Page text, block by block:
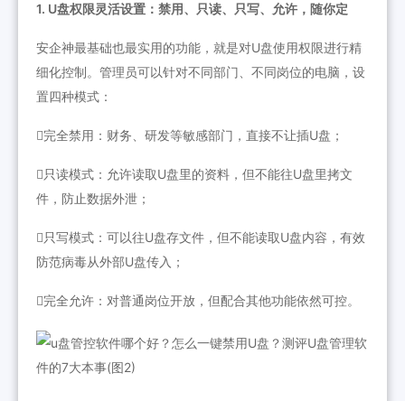
1. U盘权限灵活设置：禁用、只读、只写、允许，随你定
安企神最基础也最实用的功能，就是对U盘使用权限进行精
细化控制。管理员可以针对不同部门、不同岗位的电脑，设
置四种模式：
完全禁用：财务、研发等敏感部门，直接不让插U盘；
只读模式：允许读取U盘里的资料，但不能往U盘里拷文
件，防止数据外泄；
只写模式：可以往U盘存文件，但不能读取U盘内容，有效
防范病毒从外部U盘传入；
完全允许：对普通岗位开放，但配合其他功能依然可控。